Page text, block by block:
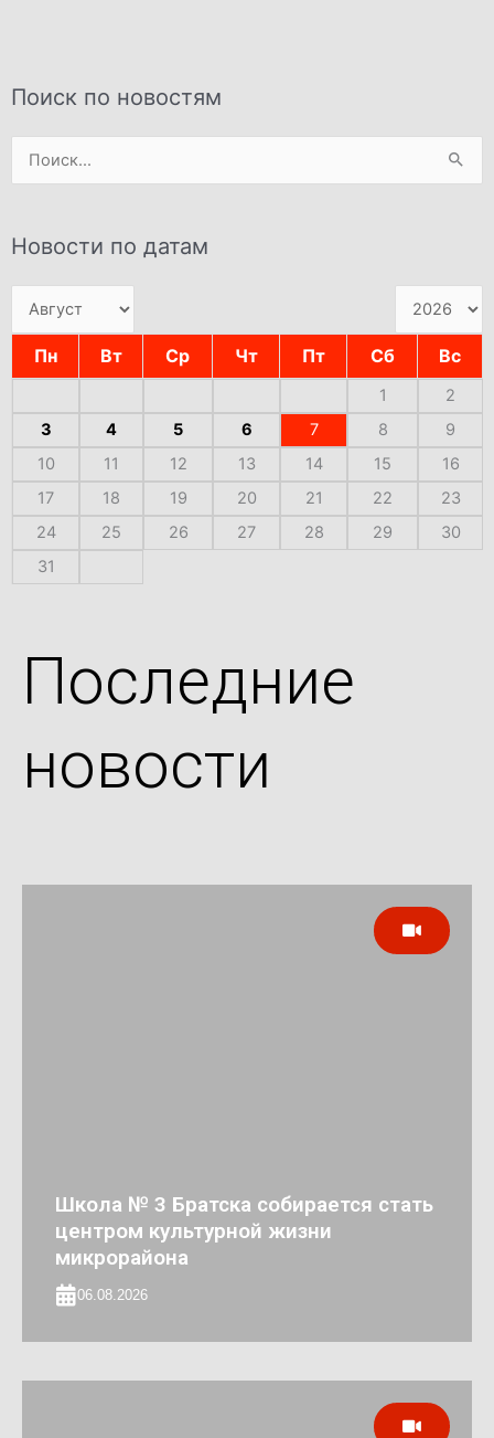
Поиск по новостям
Поиск:
Новости по датам
Пн Вт Ср Чт Пт Сб Вс
1
2
3
4 5 6 7 8
9
10
11 12 13 14 15
16
17
18 19 20 21 22
23
24
25 26 27 28 29
30
31
Последние
новости
Школа № 3 Братска собирается стать
центром культурной жизни
микрорайона
06.08.2026